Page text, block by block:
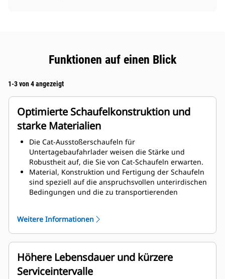
Funktionen auf einen Blick
1-3 von 4 angezeigt
Optimierte Schaufelkonstruktion und
starke Materialien
Die Cat-Ausstoßerschaufeln für
Untertagebaufahrlader weisen die Stärke und
Robustheit auf, die Sie von Cat-Schaufeln erwarten.
Material, Konstruktion und Fertigung der Schaufeln
sind speziell auf die anspruchsvollen unterirdischen
Bedingungen und die zu transportierenden
sorgen für eine höhere Festigkeit und Steifigkeit der
Schaufelbaugruppe, was die Montage und
Demontage der Schneiden erleichtert.
Für die Komponenten der Schaufelgruppe werden
höherwertige Materialien verwendet.
Weitere Informationen
Höhere Lebensdauer und kürzere
Serviceintervalle